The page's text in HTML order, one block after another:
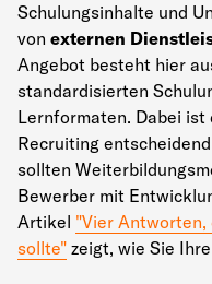
Schulungsinhalte und
von externen
Angebot besteht hier
standardisierten
Lernformaten. Dabei ist
Recruiting
sollten
Bewerber mit
Artikel "Vier Antworten,
sollte" zeigt, wie Sie